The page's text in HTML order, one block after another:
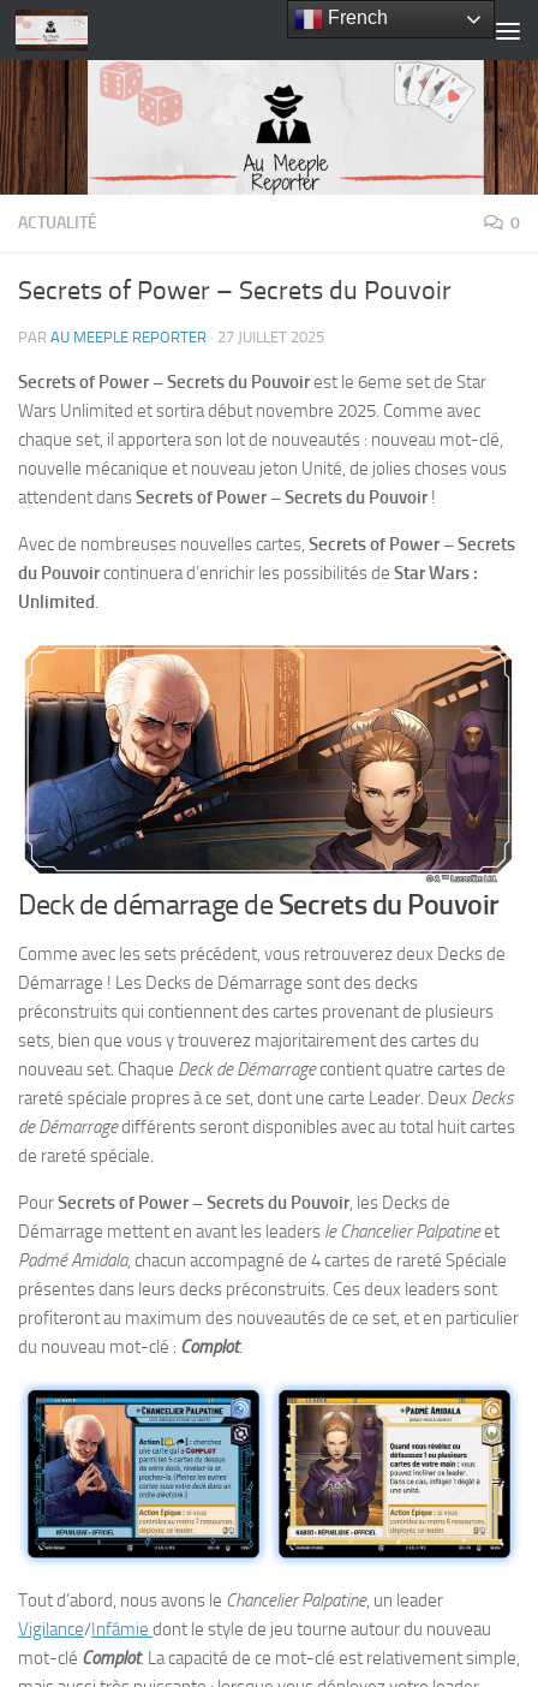
Skip to content
ACTUALITÉ 0
Secrets of Power – Secrets du Pouvoir
PAR AU MEEPLE REPORTER · 27 JUILLET 2025
Secrets of Power – Secrets du Pouvoirest le 6eme set de Star
Wars Unlimited et sortira début novembre 2025. Comme avec
chaque set, il apportera son lot de nouveautés : nouveau mot-clé,
nouvelle mécanique et nouveau jeton Unité, de jolies choses vous
attendent dansSecrets of Power – Secrets du Pouvoir!
Avec de nombreuses nouvelles cartes, Secrets of Power – Secrets
du Pouvoircontinuera d’enrichir les possibilités de Star Wars :
Unlimited.
Deck de démarrage de Secrets du Pouvoir
Comme avec les sets précédent, vous retrouverez deux Decks de
Démarrage ! Les Decks de Démarrage sont des decks
préconstruits qui contiennent des cartes provenant de plusieurs
sets, bien que vous y trouverez majoritairement des cartes du
nouveau set. Chaque Deck de Démarragecontient quatre cartes de
rareté spéciale propres à ce set, dont une carte Leader. Deux Decks
de Démarragedifférents seront disponibles avec au total huit cartes
de rareté spéciale.
PourSecrets of Power – Secrets du Pouvoir, les Decks de
Démarrage mettent en avant les leaders le Chancelier Palpatineet
Padmé Amidala, chacun accompagné de 4 cartes de rareté Spéciale
présentes dans leurs decks préconstruits. Ces deux leaders sont
profiteront au maximum des nouveautés de ce set, et en particulier
du nouveau mot-clé : Complot.
Tout d’abord, nous avons le Chancelier Palpatine, un leader
Vigilance/Infâmie dont le style de jeu tourne autour du nouveau
mot-clé Complot. La capacité de ce mot-clé est relativement simple,
French